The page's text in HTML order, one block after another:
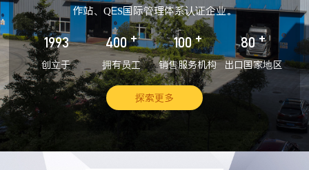
作站、QES国际管理体系认证企业。
1993
创立于
400 +
拥有员工
100 +
销售服务机构
80 +
出口国家地区
探索更多